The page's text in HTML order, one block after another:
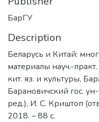
БарГУ
Description
Беларусь и Китай:
материалы науч.-
кит. яз. и культуры,
Барановичский гос.
ред.), И. С. Криштоп
2018. – 88 с.